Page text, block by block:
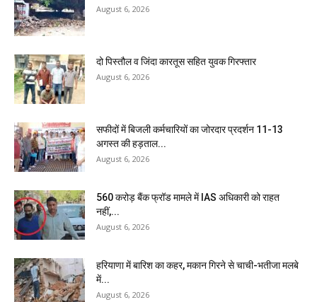
August 6, 2026
दो पिस्तौल व जिंदा कारतूस सहित युवक गिरफ्तार
August 6, 2026
सफीदों में बिजली कर्मचारियों का जोरदार प्रदर्शन 11-13
अगस्त की हड़ताल...
August 6, 2026
₹560 करोड़ बैंक फ्रॉड मामले में IAS अधिकारी को राहत
नहीं,...
August 6, 2026
हरियाणा में बारिश का कहर, मकान गिरने से चाची-भतीजा मलबे
में...
August 6, 2026